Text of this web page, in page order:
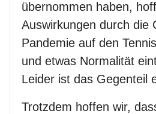
übernommen haben,
Auswirkungen durch die
Pandemie auf den
und etwas Normalität
Leider ist das Gegenteil
Trotzdem hoffen wir,